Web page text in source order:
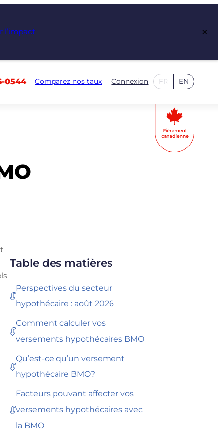
l’impact ×
0544 Comparez nos taux Connexion FR EN
Table des matières
Perspectives du secteur
hypothécaire : août 2026
Comment calculer vos
versements hypothécaires BMO
Qu’est-ce qu’un versement
hypothécaire BMO?
Facteurs pouvant affecter vos
versements hypothécaires avec
la BMO